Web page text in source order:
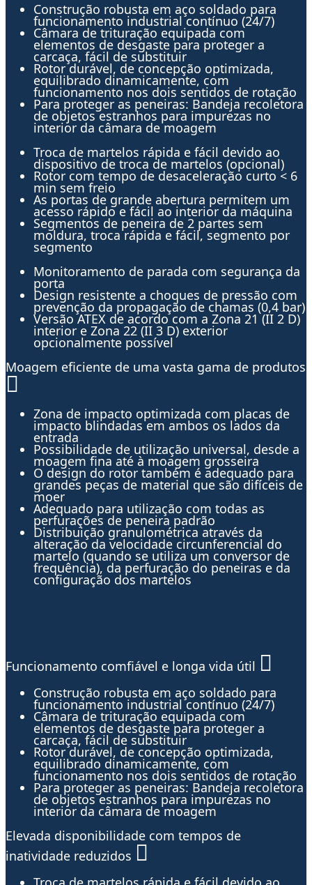
Construção robusta em aço soldado para
funcionamento industrial contínuo (24/7)
Câmara de trituração equipada com
elementos de desgaste para proteger a
carcaça, fácil de substituir
Rotor durável, de concepção optimizada,
equilibrado dinamicamente, com
funcionamento nos dois sentidos de rotação
Para proteger as peneiras: Bandeja recoletora
de objetos estranhos para impurezas no
interior da câmara de moagem
Troca de martelos rápida e fácil devido ao
dispositivo de troca de martelos (opcional)
Rotor com tempo de desaceleração curto < 6
min sem freio
As portas de grande abertura permitem um
acesso rápido e fácil ao interior da máquina
Segmentos de peneira de 2 partes sem
moldura, troca rápida e fácil, segmento por
segmento
Monitoramento de parada com segurança da
porta
Design resistente a choques de pressão com
prevenção da propagação de chamas (0,4 bar)
Versão ATEX de acordo com a Zona 21 (II 2 D)
interior e Zona 22 (II 3 D) exterior
opcionalmente possível
Moagem eficiente de uma vasta gama de produtos
Zona de impacto optimizada com placas de
impacto blindadas em ambos os lados da
entrada
Possibilidade de utilização universal, desde a
moagem fina até à moagem grosseira
O design do rotor também é adequado para
grandes peças de material que são difíceis de
moer
Adequado para utilização com todas as
perfurações de peneira padrão
Distribuição granulométrica através da
alteração da velocidade circunferencial do
martelo (quando se utiliza um conversor de
frequência), da perfuração do peneiras e da
configuração dos martelos
Funcionamento comfiável e longa vida útil
Construção robusta em aço soldado para
funcionamento industrial contínuo (24/7)
Câmara de trituração equipada com
elementos de desgaste para proteger a
carcaça, fácil de substituir
Rotor durável, de concepção optimizada,
equilibrado dinamicamente, com
funcionamento nos dois sentidos de rotação
Para proteger as peneiras: Bandeja recoletora
de objetos estranhos para impurezas no
interior da câmara de moagem
Elevada disponibilidade com tempos de
inatividade reduzidos